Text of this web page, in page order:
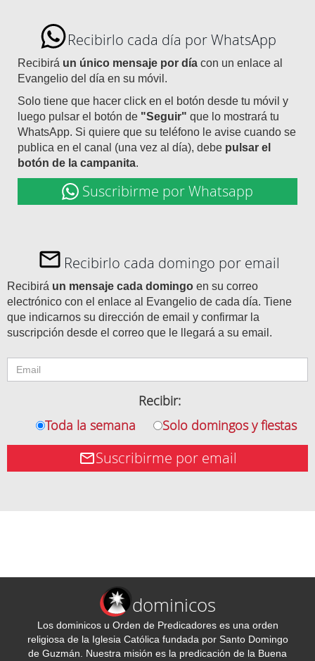
Recibirlo cada día por WhatsApp
Recibirá un único mensaje por día con un enlace al
Evangelio del día en su móvil.
Solo tiene que hacer click en el botón desde tu móvil y
luego pulsar el botón de "Seguir" que lo mostrará tu
WhatsApp. Si quiere que su teléfono le avise cuando se
publica en el canal (una vez al día), debe pulsar el
botón de la campanita.
Suscribirme por Whatsapp
Recibirlo cada domingo por email
Recibirá un mensaje cada domingo en su correo
electrónico con el enlace al Evangelio de cada día. Tiene
que indicarnos su dirección de email y confirmar la
suscripción desde el correo que le llegará a su email.
Recibir:
Toda la semana
Solo domingos y fiestas
Suscribirme por email
dominicos
Los dominicos u Orden de Predicadores es una orden
religiosa de la Iglesia Católica fundada por Santo Domingo
de Guzmán. Nuestra misión es la predicación de la Buena